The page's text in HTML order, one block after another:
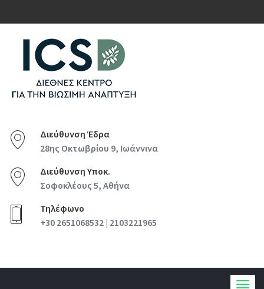
Διεύθυνση Έδρα
28ης Οκτωβρίου 9, Ιωάννινα
Διεύθυνση Υποκ.
Σοφοκλέους 5, Αθήνα
Τηλέφωνο
+30 2651068532 | 2103221965